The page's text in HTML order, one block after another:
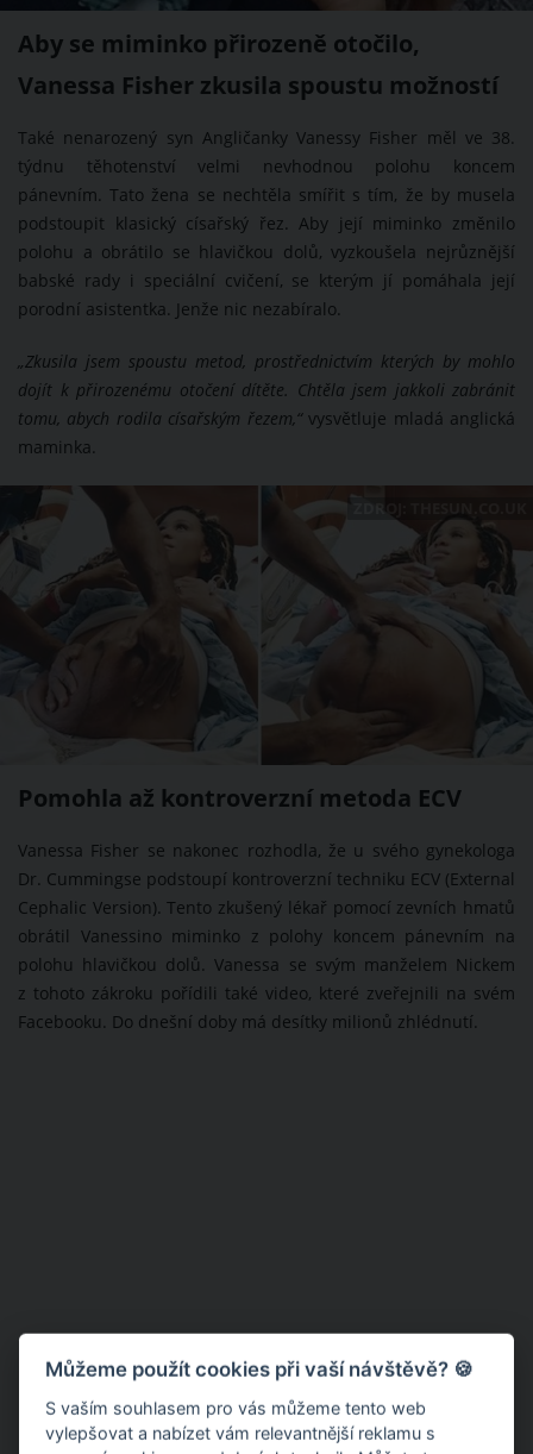
Aby se miminko přirozeně otočilo,
Vanessa Fisher zkusila spoustu možností
Také nenarozený syn Angličanky Vanessy Fisher měl ve 38.
týdnu těhotenství velmi nevhodnou polohu koncem
pánevním. Tato žena se nechtěla smířit s tím, že by musela
podstoupit klasický císařský řez. Aby její miminko změnilo
polohu a obrátilo se hlavičkou dolů, vyzkoušela nejrůznější
babské rady i speciální cvičení, se kterým jí pomáhala její
porodní asistentka. Jenže nic nezabíralo.
„Zkusila jsem spoustu metod, prostřednictvím kterých by mohlo
dojít k přirozenému otočení dítěte. Chtěla jsem jakkoli zabránit
tomu, abych rodila císařským řezem,“vysvětluje mladá anglická
maminka.
Pomohla až kontroverzní metoda ECV
Vanessa Fisher se nakonec rozhodla, že u svého gynekologa
Dr. Cummingse podstoupí kontroverzní techniku ECV (External
Cephalic Version). Tento zkušený lékař pomocí zevních hmatů
obrátil Vanessino miminko z polohy koncem pánevním na
polohu hlavičkou dolů. Vanessa se svým manželem Nickem
z tohoto zákroku pořídili také video, které zveřejnili na svém
Facebooku. Do dnešní doby má desítky milionů zhlédnutí.
Můžeme použít cookies při vaší návštěvě? 🍪
S vaším souhlasem pro vás můžeme tento web
vylepšovat a nabízet vám relevantnější reklamu s